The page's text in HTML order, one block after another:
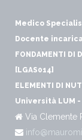
Medico
Docente
FONDAMENTI DI
[LGAS014]
ELEMENTI DI
Università LUM -
Via Clemente